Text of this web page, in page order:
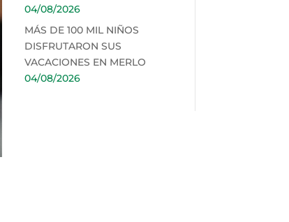
04/08/2026
MÁS DE 100 MIL NIÑOS
DISFRUTARON SUS
VACACIONES EN MERLO
04/08/2026